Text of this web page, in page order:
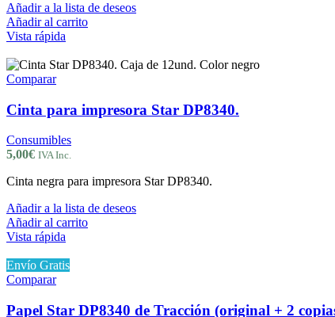
Añadir a la lista de deseos
Añadir al carrito
Vista rápida
Comparar
Cinta para impresora Star DP8340.
Consumibles
5,00€ IVA Inc.
Cinta negra para impresora Star DP8340.
Añadir a la lista de deseos
Añadir al carrito
Vista rápida
Envío Gratis
Comparar
Papel Star DP8340 de Tracción (original + 2